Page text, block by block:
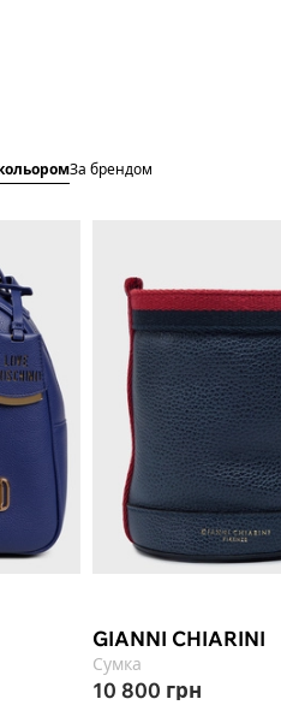
За брендом
GIANNI CHIARINI
Сумка
10 800 грн